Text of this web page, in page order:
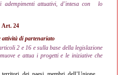
attuativi, d’intesa con
lo
Art. 24
attività di partenariato
2 e 16 e sulla base della legislazione
e attua i progetti e le iniziative che